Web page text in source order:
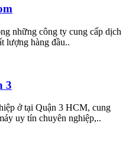
những công ty cung cấp dịch
lượng hàng đầu..
3
ở tại Quận 3 HCM, cung
uy tín chuyên nghiệp,..